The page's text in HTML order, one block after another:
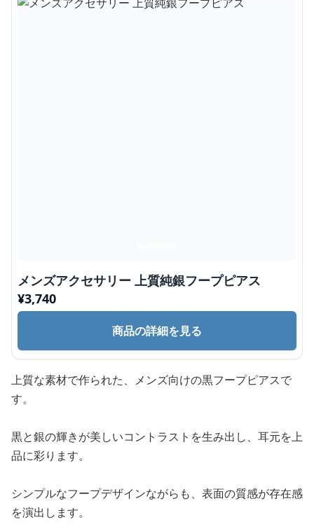
メンズアクセサリー 上質純銀フープピアス
¥3,740
商品の詳細を見る
上質な素材で作られた、メンズ向けの黒フープピアスで
す。
黒と銀の輝きが美しいコントラストを生み出し、耳元を上
品に彩ります。
シンプルなフープデザインながらも、表面の質感が存在感
を演出します。